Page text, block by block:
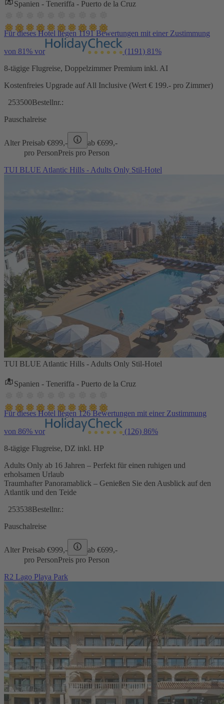
Spanien - Teneriffa - Puerto de la Cruz
Für dieses Hotel liegen 1191 Bewertungen mit einer Zustimmung
von 81% vor (1191) 81%
8-tägige Flugreise, Doppelzimmer Premium inkl. AI
Kostenfreies Upgrade auf All Inclusive (Wert € 199.- pro Zimmer)
253500Bestellnr.:
Pauschalreise
Alter Preisab €899,- ab €699,-
pro PersonPreis pro Person
TUI BLUE Atlantic Hills - Adults Only Stil-Hotel
TUI BLUE Atlantic Hills - Adults Only Stil-Hotel
Spanien - Teneriffa - Puerto de la Cruz
Für dieses Hotel liegen 126 Bewertungen mit einer Zustimmung
von 86% vor (126) 86%
8-tägige Flugreise, DZ inkl. HP
Adults Only ab 16 Jahren – Perfekt für einen ruhigen und
erholsamen Urlaub
Traumhafter Panoramablick – Genießen Sie den Ausblick auf den
Atlantik und den Teide
253538Bestellnr.:
Pauschalreise
Alter Preisab €999,- ab €699,-
pro PersonPreis pro Person
R2 Lago Playa Park